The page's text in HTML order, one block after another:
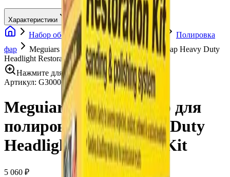
Характеристики
Набор оборудования - готовый бизнес
Полировка
фар
Meguiars G3000 Набор для полировки фар Heavy Duty
Headlight Restoration Kit
Нажмите для увеличения
Артикул: G3000•Бренд: Meguiars
Meguiars G3000 Набор для
полировки фар Heavy Duty
Headlight Restoration Kit
5 060 ₽